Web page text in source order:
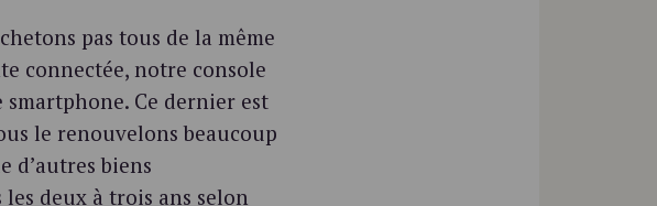
pas tous de la même
connectée, notre console
Ce dernier est
le renouvelons beaucoup
d’autres biens
les deux à trois ans selon